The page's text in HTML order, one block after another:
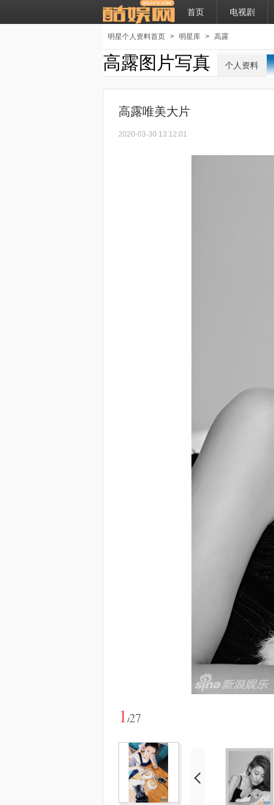
首页 电视剧
明星个人资料首页 > 明星库 > 高露
高露图片写真 个人资料
高露唯美大片
2020-03-30 13:12:01
1/27